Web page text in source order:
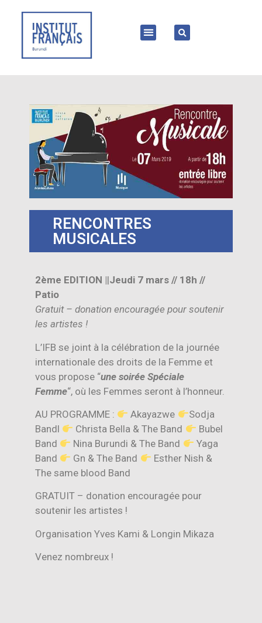
RENCONTRES
MUSICALES
2ème EDITION ||Jeudi 7 mars // 18h //
Patio
Gratuit – donation encouragée pour soutenir
les artistes !
L’IFB se joint à la célébration de la journée
internationale des droits de la Femme et
vous propose “une soirée Spéciale
Femme“, où les Femmes seront à l’honneur.
AU PROGRAMME :
Akayazwe
Sodja
Bandl
Christa Bella & The Band
Bubel
Band
Nina Burundi & The Band
Yaga
Band
Gn & The Band
Esther Nish &
The same blood Band
GRATUIT – donation encouragée pour
soutenir les artistes !
Organisation Yves Kami & Longin Mikaza
Venez nombreux !